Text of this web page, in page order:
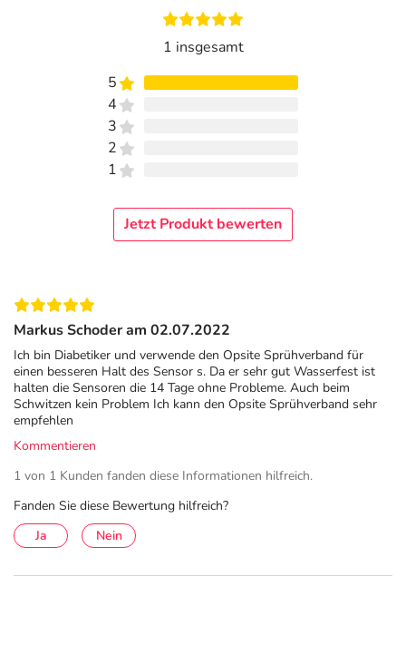
1 insgesamt
5
4
3
2
1
Jetzt Produkt bewerten
Markus Schoder am 02.07.2022
Ich bin Diabetiker und verwende den Opsite Sprühverband für
einen besseren Halt des Sensor s. Da er sehr gut Wasserfest ist
halten die Sensoren die 14 Tage ohne Probleme. Auch beim
Schwitzen kein Problem Ich kann den Opsite Sprühverband sehr
empfehlen
Kommentieren
1 von 1 Kunden fanden diese Informationen hilfreich.
Fanden Sie diese Bewertung hilfreich?
Ja
Nein